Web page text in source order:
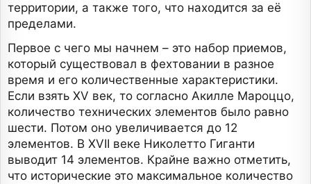
территории, а также того, что находится за её
пределами.
Первое с чего мы начнем – это набор приемов,
который существовал в фехтовании в разное
время и его количественные характеристики.
Если взять XV век, то согласно Акилле Мароццо,
количество технических элементов было равно
шести. Потом оно увеличивается до 12
элементов. В XVII веке Николетто Гиганти
выводит 14 элементов. Крайне важно отметить,
что исторические это максимальное количество